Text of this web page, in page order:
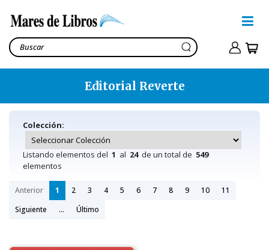
Editorial Reverte
Colección:
Listando elementos del 1 al 24de un total de 549
elementos
Anterior 1 2 3 4 5 6 7 8 9 10
11
Siguiente
... Último